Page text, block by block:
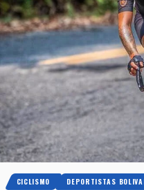
CICLISMO DEPORTISTAS